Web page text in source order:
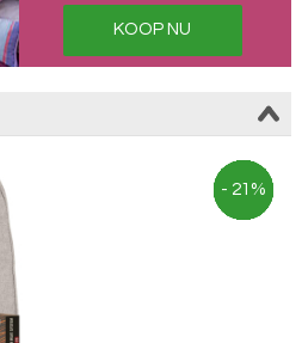
KOOP NU
- 21%
- 21%
- 21%
- 21%
- 21%
- 21%
- 21%
- 21%
- 21%
- 21%
- 21%